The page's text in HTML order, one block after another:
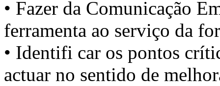
• Fazer da Comunicação
ferramenta ao serviço da
• Identifi car os pontos
actuar no sentido de